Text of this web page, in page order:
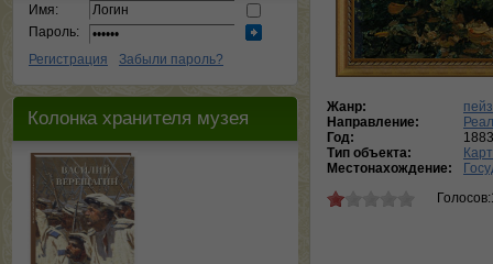
Имя:
Пароль:
Регистрация
Забыли пароль?
Колонка хранителя музея Жанр:
Направление:
Год:
1883
Тип объекта:
Местонахождение: